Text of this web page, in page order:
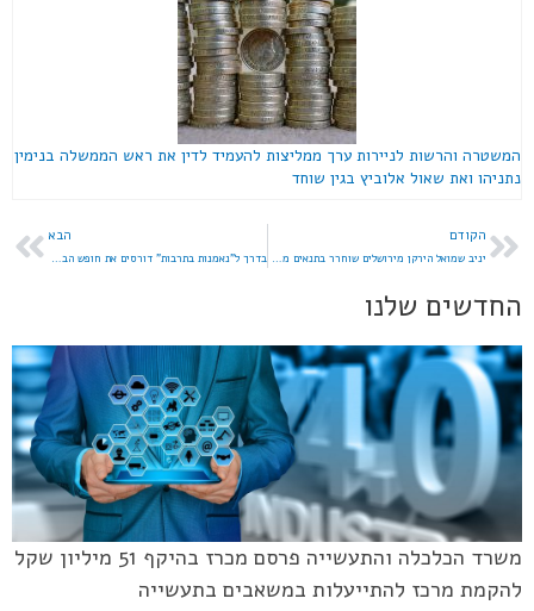
המשטרה והרשות לניירות ערך ממליצות להעמיד לדין את ראש הממשלה בנימין
נתניהו ואת שאול אלוביץ בגין שוחד
הקודם
יניב שמואל הירקן מירושלים שוחרר בתנאים מגבילים
הבא
בדרך ל"נאמנות בתרבות" דורסים את חופש הביטוי
החדשים שלנו
משרד הכלכלה והתעשייה פרסם מכרז בהיקף 51 מיליון שקל
להקמת מרכז להתייעלות במשאבים בתעשייה